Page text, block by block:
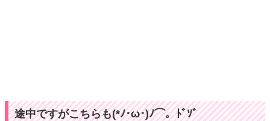
途中ですがこちらも(*ﾉ･ω･)ﾉ⌒。ﾄﾞｿﾞ